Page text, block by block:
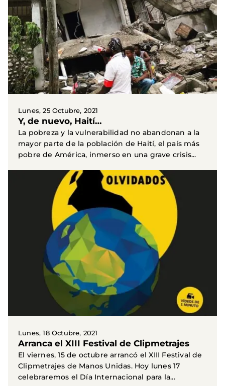
Lunes, 25 Octubre, 2021
Y, de nuevo, Haití…
La pobreza y la vulnerabilidad no abandonan a la
mayor parte de la población de Haití, el país más
pobre de América, inmerso en una grave crisis...
Lunes, 18 Octubre, 2021
Arranca el XIII Festival de Clipmetrajes
El viernes, 15 de octubre arrancó el XIII Festival de
Clipmetrajes de Manos Unidas. Hoy lunes 17
celebraremos el Día Internacional para la...